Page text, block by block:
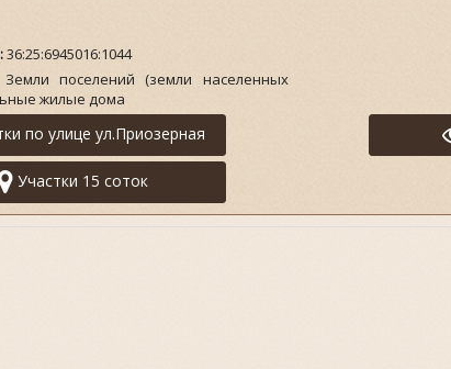
36:25:6945016:1044
поселений (земли населенных
жилые дома
по улице ул.Приозерная
Участки 15 соток